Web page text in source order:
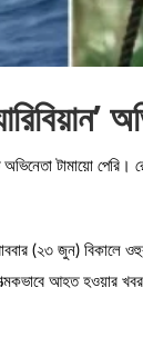
টামায়ো পেরি।
(২৩ জুন) বিকালে
আহত হওয়ার খবর